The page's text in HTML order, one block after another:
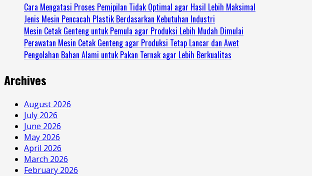
Cara Mengatasi Proses Pemipilan Tidak Optimal agar Hasil Lebih Maksimal
Jenis Mesin Pencacah Plastik Berdasarkan Kebutuhan Industri
Mesin Cetak Genteng untuk Pemula agar Produksi Lebih Mudah Dimulai
Perawatan Mesin Cetak Genteng agar Produksi Tetap Lancar dan Awet
Pengolahan Bahan Alami untuk Pakan Ternak agar Lebih Berkualitas
Archives
August 2026
July 2026
June 2026
May 2026
April 2026
March 2026
February 2026